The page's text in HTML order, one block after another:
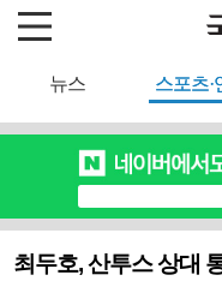
뉴스 스포츠·
최두호, 산투스 상대